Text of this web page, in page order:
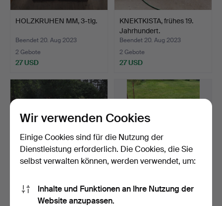
HOLZKRUHEN MM, 3-tlg.
Beendet 20. Aug 2023
2 Gebote
27 USD
KNEKTKISTA, frühes 19.
Jahrhundert.
Beendet 20. Aug 2023
2 Gebote
27 USD
Ein Menge , REGALE, 7-
AMERIKANISCHER
Wir verwenden Cookies
Einige Cookies sind für die Nutzung der
Dienstleistung erforderlich. Die Cookies, die Sie
selbst verwalten können, werden verwendet, um:
Inhalte und Funktionen an Ihre Nutzung der
Website anzupassen.